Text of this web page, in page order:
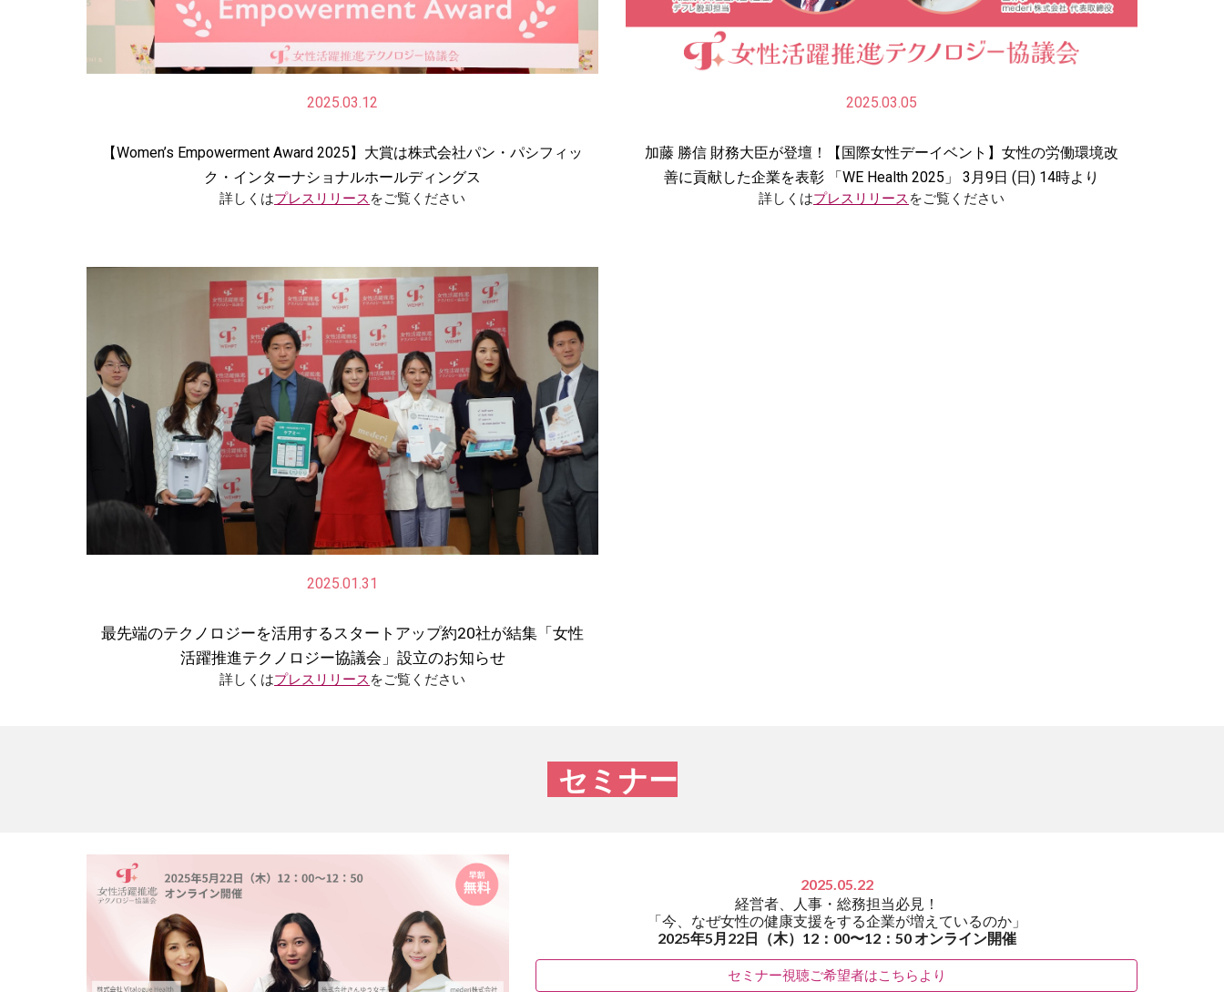
2025.03.12
【Women’s Empowerment Award 2025】大賞は株式会社パン・パシフィッ
ク・インターナショナルホールディングス
詳しくはプレスリリース をご覧ください
2025.03.05
加藤 勝信 財務大臣が登壇！【国際女性デーイベント】女性の労働環境改
善に貢献した企業を表彰 「WE Health 2025」 3月9日 (日) 14時より
詳しくはプレスリリース をご覧ください
2025.01.31
最先端のテクノロジーを活用するスタートアップ約20社が結集「女性
活躍推進テクノロジー協議会」設立のお知らせ
詳しくはプレスリリース をご覧ください
セミナー
2025.05.22
経営者、人事・総務担当必見！
「今、なぜ女性の健康支援をする企業が増えているのか」
2025年5月22日（木）12：00〜12：50 オンライン開催
セミナー視聴ご希望者はこちらより